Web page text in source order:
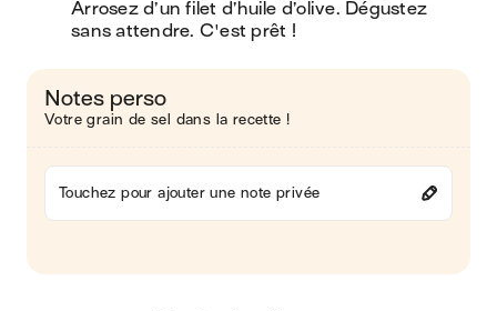
Arrosez d’un filet d’huile d’olive. Dégustez
sans attendre. C'est prêt !
Notes perso
Votre grain de sel dans la recette !
Touchez pour ajouter une note privée